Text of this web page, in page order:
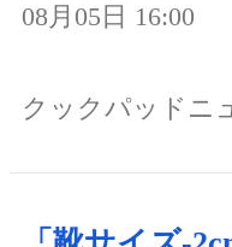
08月05日 16:00
クックパッドニ